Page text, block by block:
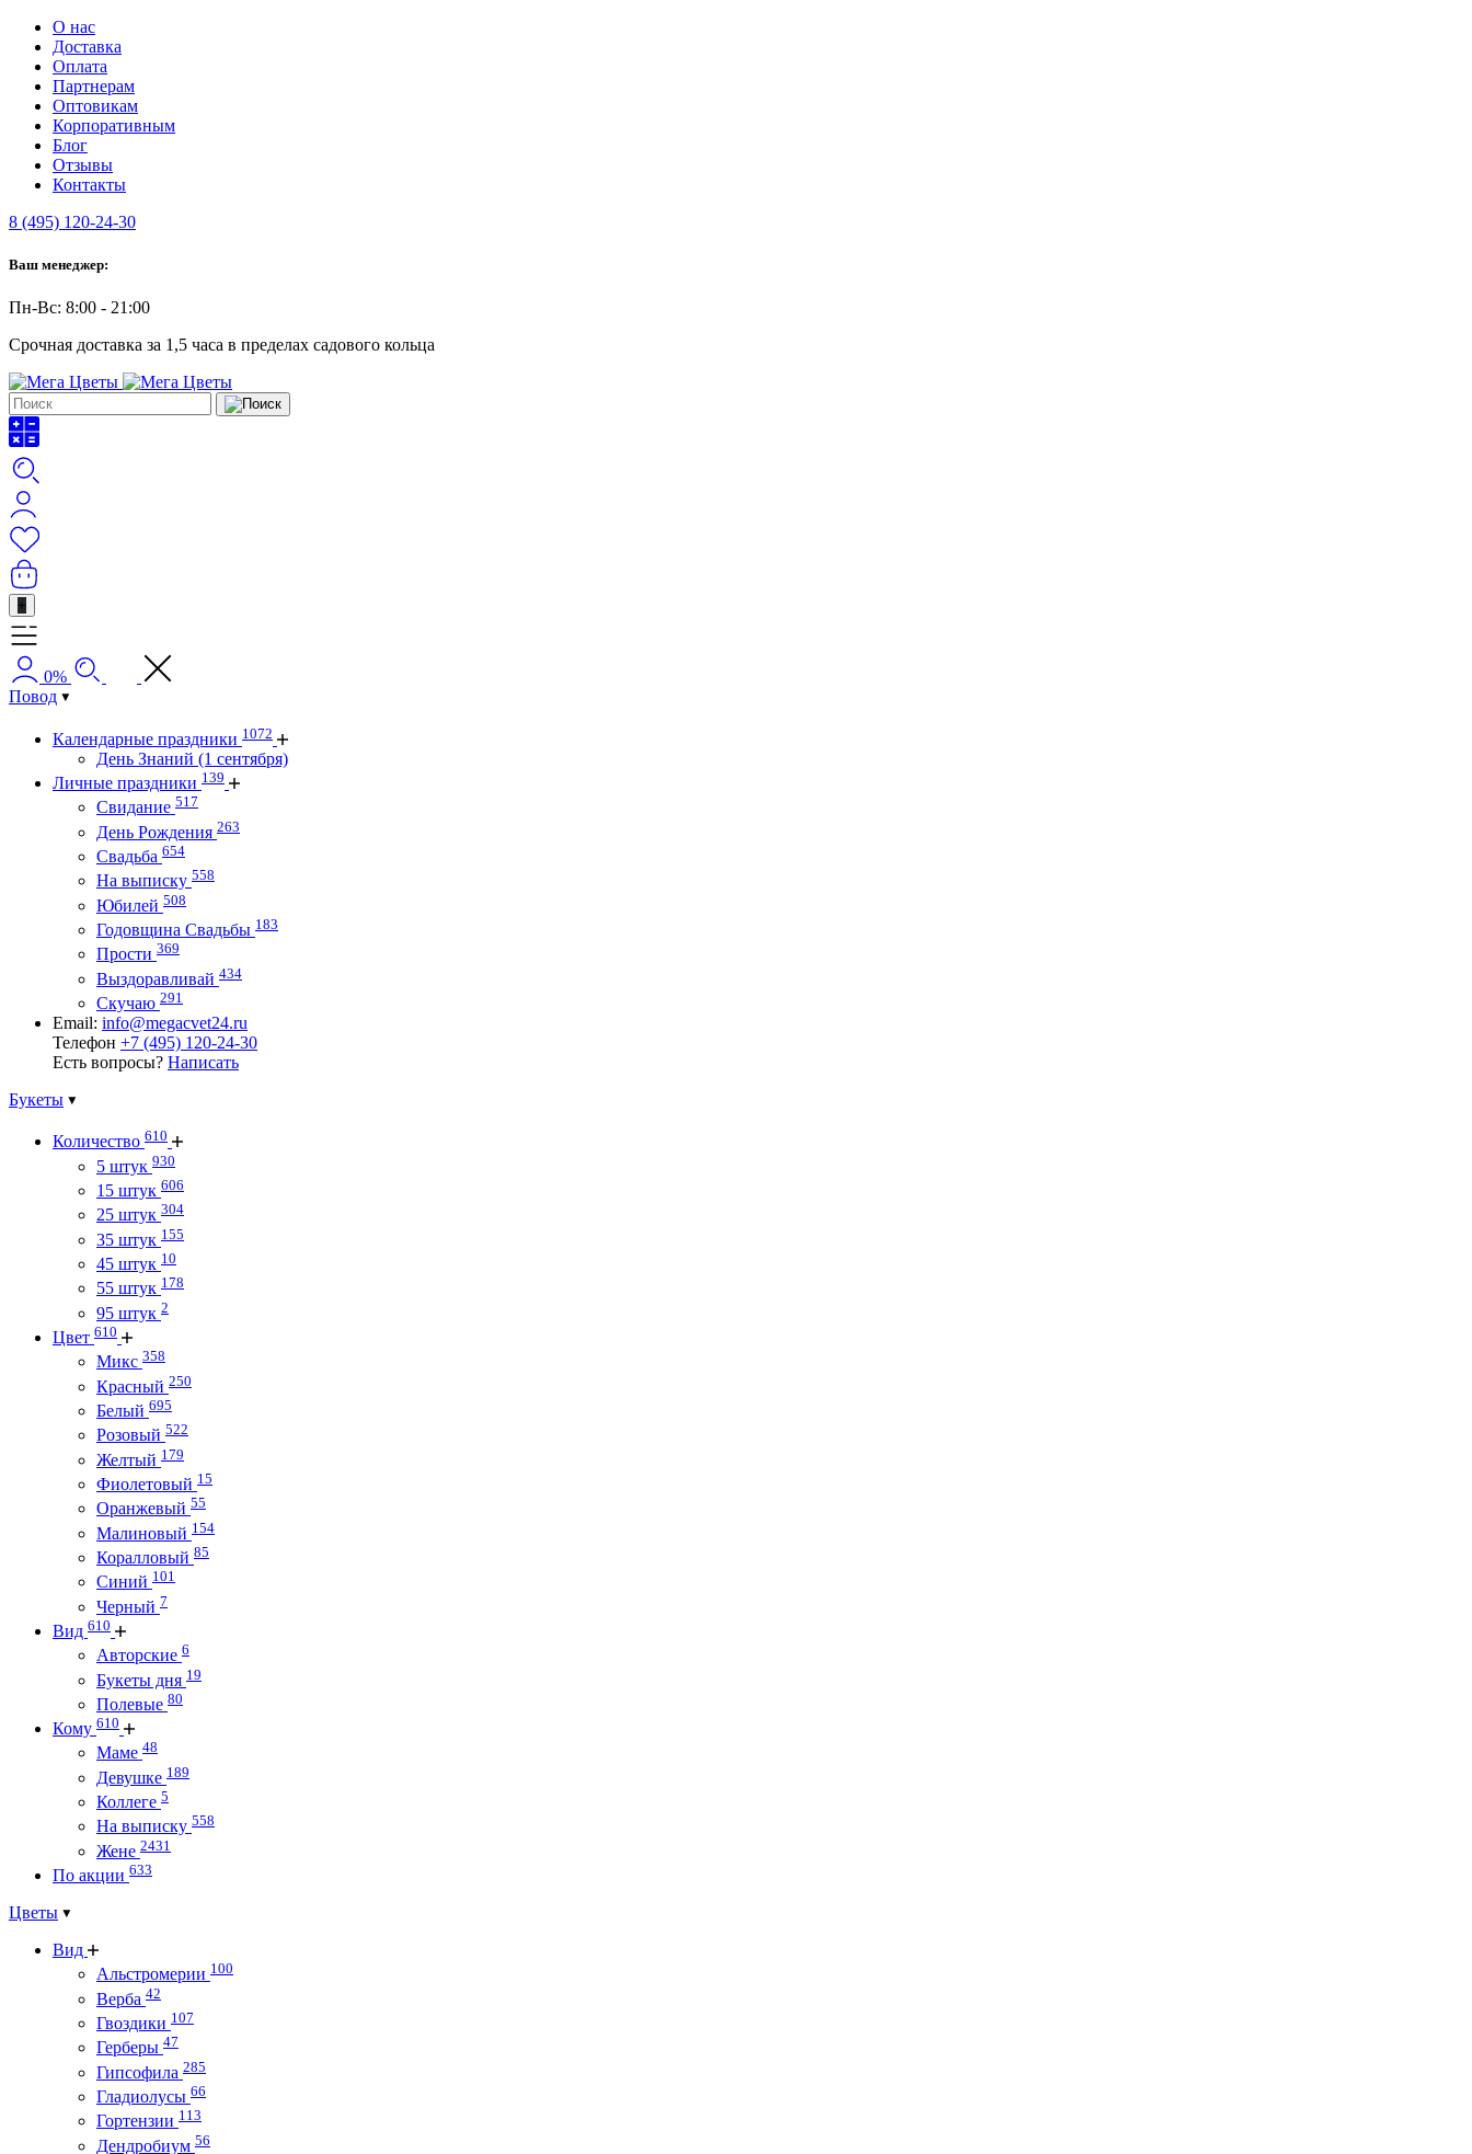
О нас
Доставка
Оплата
Партнерам
Оптовикам
Корпоративным
Блог
Отзывы
Контакты
8 (495) 120-24-30
Ваш менеджер:
Пн-Вс: 8:00 - 21:00
Срочная доставка за 1,5 часа в пределах садового кольца
+
0%
Повод
Календарные праздники 1072
День Знаний (1 сентября)
Личные праздники 139
Свидание 517
День Рождения 263
Свадьба 654
На выписку 558
Юбилей 508
Годовщина Свадьбы 183
Прости 369
Выздоравливай 434
Скучаю 291
Email: info@megacvet24.ru
Телефон +7 (495) 120-24-30
Есть вопросы? Написать
Букеты
Количество 610
5 штук 930
15 штук 606
25 штук 304
35 штук 155
45 штук 10
55 штук 178
95 штук 2
Цвет 610
Микс 358
Красный 250
Белый 695
Розовый 522
Желтый 179
Фиолетовый 15
Оранжевый 55
Малиновый 154
Коралловый 85
Синий 101
Черный 7
Вид 610
Авторские 6
Букеты дня 19
Полевые 80
Кому 610
Маме 48
Девушке 189
Коллеге 5
На выписку 558
Жене 2431
По акции 633
Цветы
Вид
Альстромерии 100
Верба 42
Гвоздики 107
Герберы 47
Гипсофила 285
Гладиолусы 66
Гортензии 113
Дендробиум 56